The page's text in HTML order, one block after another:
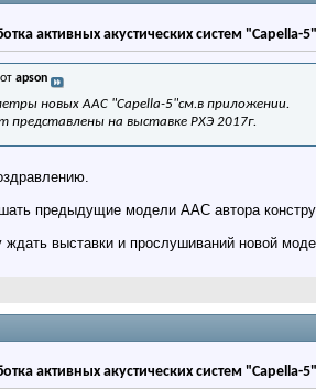
активных акустических систем "Capella-5"
apson
новых ААС "Capella-5"см.в приложении.
представлены на выставке РХЭ 2017г.
предыдущие модели ААС автора
выставки и прослушиваний новой
активных акустических систем "Capella-5"